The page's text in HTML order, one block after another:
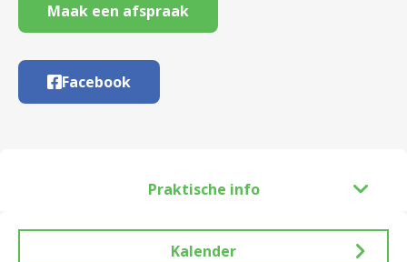
Maak een afspraak
Facebook
Praktische info
Kalender